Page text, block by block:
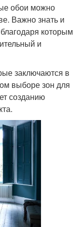
обои можно
Важно знать и
которым
и
заключаются в
выборе зон для
созданию